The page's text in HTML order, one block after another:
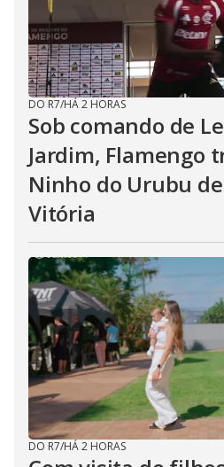
DO R7/HÁ 2 HORAS
Sob comando de
Jardim, Flamengo
Ninho do Urubu
Vitória
DO R7/HÁ 2 HORAS